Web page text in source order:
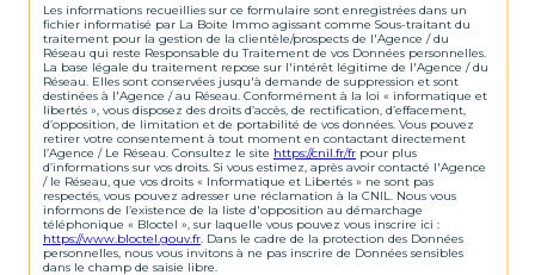
Les informations recueillies sur ce formulaire sont enregistrées dans un
fichier informatisé par La Boite Immo agissant comme Sous-traitant du
traitement pour la gestion de la clientèle/prospects de l'Agence / du
Réseau qui reste Responsable du Traitement de vos Données personnelles.
La base légale du traitement repose sur l'intérêt légitime de l'Agence / du
Réseau. Elles sont conservées jusqu'à demande de suppression et sont
destinées à l'Agence / au Réseau. Conformément à la loi « informatique et
libertés », vous disposez des droits d’accès, de rectification, d’effacement,
d’opposition, de limitation et de portabilité de vos données. Vous pouvez
retirer votre consentement à tout moment en contactant directement
l’Agence / Le Réseau. Consultez le site https://cnil.fr/fr pour plus
d’informations sur vos droits. Si vous estimez, après avoir contacté l'Agence
/ le Réseau, que vos droits « Informatique et Libertés » ne sont pas
respectés, vous pouvez adresser une réclamation à la CNIL. Nous vous
informons de l’existence de la liste d'opposition au démarchage
téléphonique « Bloctel », sur laquelle vous pouvez vous inscrire ici :
https://www.bloctel.gouv.fr . Dans le cadre de la protection des Données
personnelles, nous vous invitons à ne pas inscrire de Données sensibles
dans le champ de saisie libre.